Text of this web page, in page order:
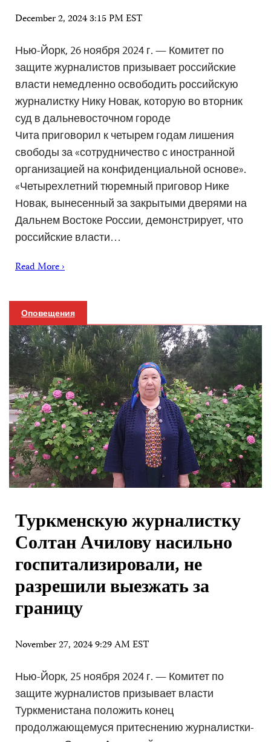
December 2, 2024 3:15 PM EST
Нью-Йорк, 26 ноября 2024 г. — Комитет по
защите журналистов призывает российские
власти немедленно освободить российскую
журналистку Нику Новак, которую во вторник
суд в дальневосточном городе
Чита приговорил к четырем годам лишения
свободы за «сотрудничество с иностранной
организацией на конфиденциальной основе».
«Четырехлетний тюремный приговор Нике
Новак, вынесенный за закрытыми дверями на
Дальнем Востоке России, демонстрирует, что
российские власти…
Read More ›
Оповещения
Туркменскую журналистку
Солтан Ачилову насильно
госпитализировали, не
разрешили выезжать за
границу
November 27, 2024 9:29 AM EST
Нью-Йорк, 25 ноября 2024 г. — Комитет по
защите журналистов призывает власти
Туркменистана положить конец
продолжающемуся притеснению журналистки-